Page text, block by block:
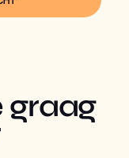
graag